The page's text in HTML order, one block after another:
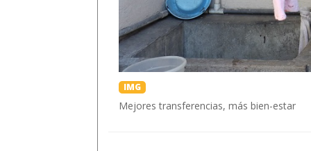
IMG
Mejores transferencias, más bien-estar